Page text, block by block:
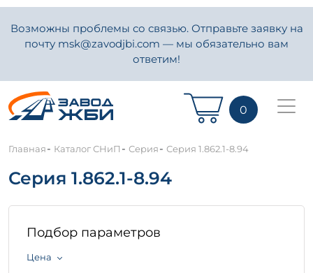
Возможны проблемы со связью. Отправьте заявку на
почту msk@zavodjbi.com — мы обязательно вам
ответим!
0
Главная- Каталог СНиП - Серия- Серия 1.862.1-8.94
Серия 1.862.1-8.94
Подбор параметров
Цена